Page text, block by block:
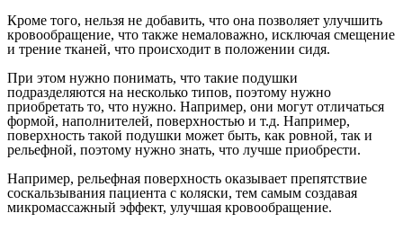
Кроме того, нельзя не добавить, что она позволяет улучшить
кровообращение, что также немаловажно, исключая смещение
и трение тканей, что происходит в положении сидя.
При этом нужно понимать, что такие подушки
подразделяются на несколько типов, поэтому нужно
приобретать то, что нужно. Например, они могут отличаться
формой, наполнителей, поверхностью и т.д. Например,
поверхность такой подушки может быть, как ровной, так и
рельефной, поэтому нужно знать, что лучше приобрести.
Например, рельефная поверхность оказывает препятствие
соскальзывания пациента с коляски, тем самым создавая
микромассажный эффект, улучшая кровообращение.